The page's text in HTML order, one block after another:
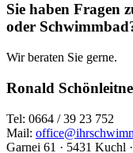
Sie haben Fragen
oder
Wir beraten Sie gerne.
Ronald
Tel: 0664 / 39 23 752
Mail:
Garnei 61 · 5431 Kuchl